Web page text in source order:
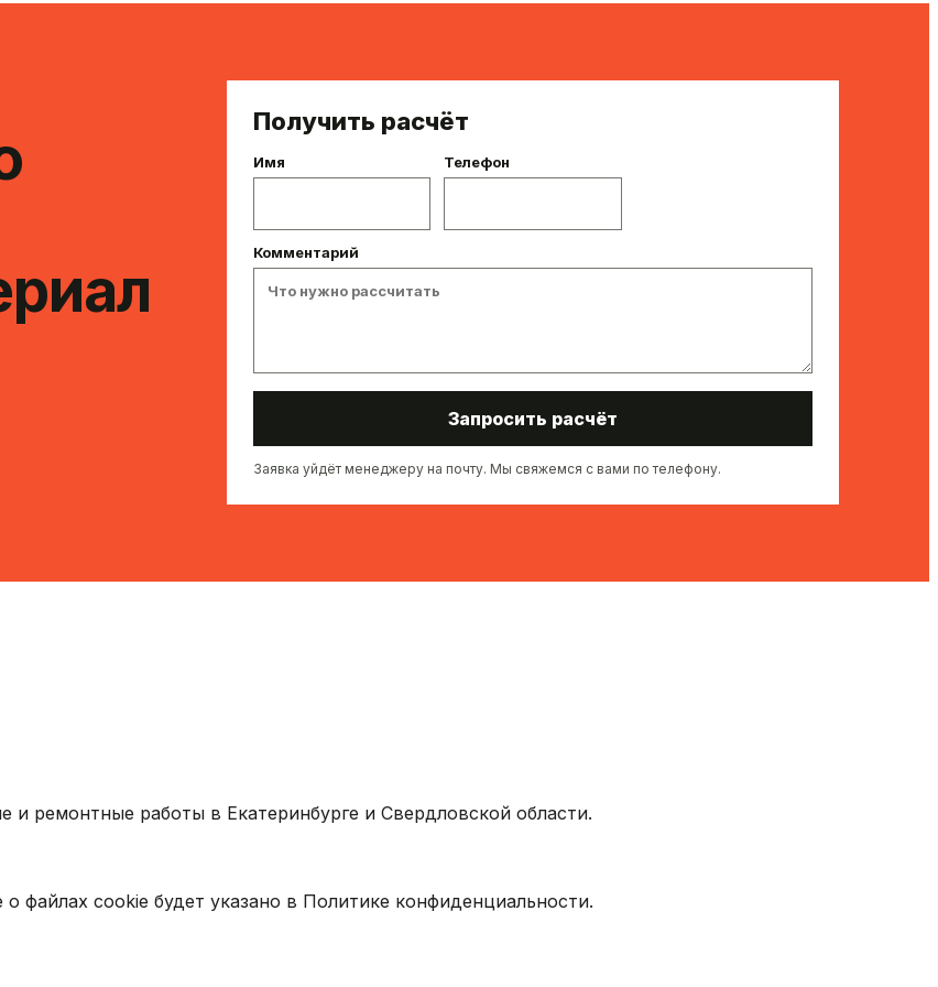
Получить расчёт
Имя Телефон
Комментарий
Запросить расчёт
Заявка уйдёт менеджеру на почту. Мы свяжемся с вами по телефону.
ремонтные работы в Екатеринбурге и Свердловской области.
о файлах cookie будет указано в Политике конфиденциальности.